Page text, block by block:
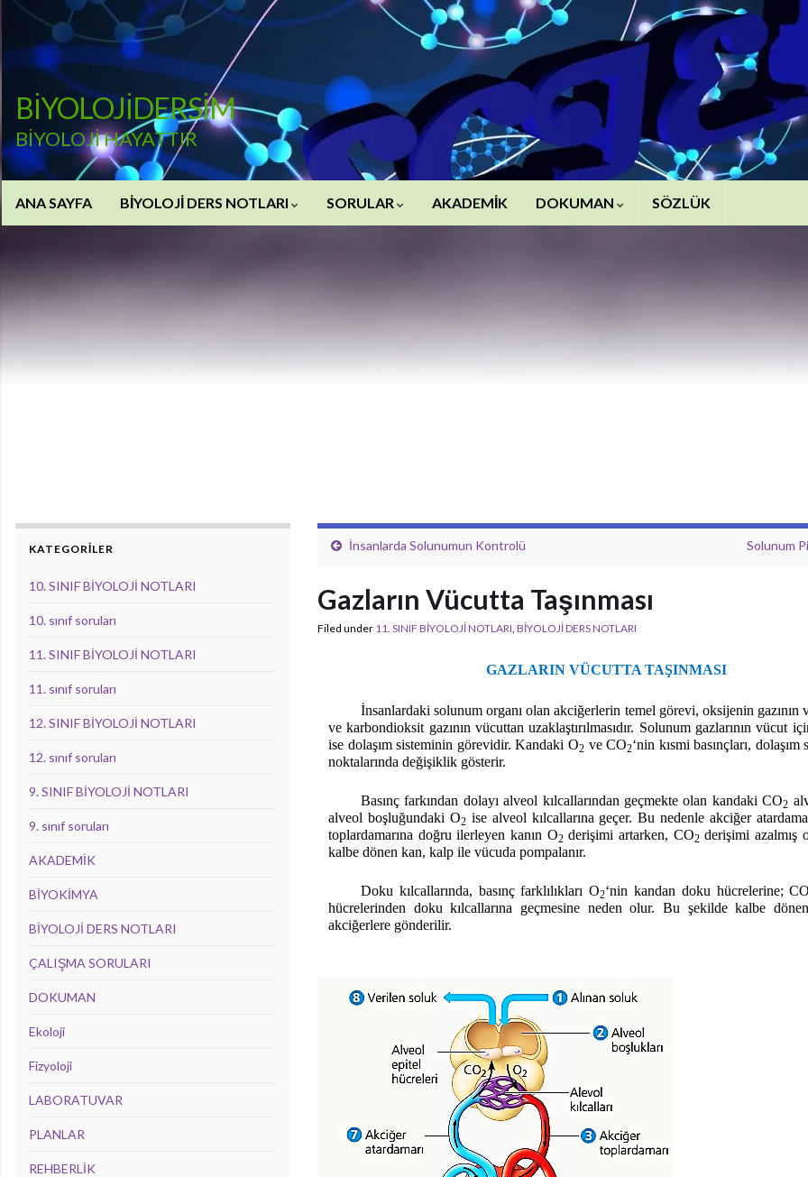
BİYOLOJİDERSİM
BİYOLOJİ HAYATTIR
ANA SAYFA BİYOLOJİ DERS NOTLARI SORULAR AKADEMİK DOKUMAN SÖZLÜK
İnsanlarda Solunumun Kontrolü Solunum
Gazların Vücutta Taşınması
Filed under 11. SINIF BİYOLOJİ NOTLARI, BİYOLOJİ DERS NOTLARI
GAZLARIN VÜCUTTA TAŞINMASI
İnsanlardaki solunum organı olan akciğerlerin temel görevi, oksijenin gazının
ve karbondioksit gazının vücuttan uzaklaştırılmasıdır. Solunum gazlarının vücut
ise dolaşım sisteminin görevidir. Kandaki O2ve CO2‘nin kısmi basınçları,
noktalarında değişiklik gösterir.
Basınç farkından dolayı alveol kılcallarından geçmekte olan kandaki CO2
alveol boşluğundaki O2ise alveol kılcallarına geçer. Bu nedenle akciğer
toplardamarına doğru ilerleyen kanın O2derişimi artarken, CO2derişimi azalmış
kalbe dönen kan, kalp ile vücuda pompalanır.
Doku kılcallarında, basınç farklılıkları O2‘nin kandan doku hücrelerine;
hücrelerinden doku kılcallarına geçmesine neden olur. Bu şekilde kalbe
akciğerlere gönderilir.
KATEGORİLER
10. SINIF BİYOLOJİ NOTLARI
10. sınıf soruları
11. SINIF BİYOLOJİ NOTLARI
11. sınıf soruları
12. SINIF BİYOLOJİ NOTLARI
12. sınıf soruları
9. SINIF BİYOLOJİ NOTLARI
9. sınıf soruları
AKADEMİK
BİYOKİMYA
BİYOLOJİ DERS NOTLARI
ÇALIŞMA SORULARI
DOKUMAN
Ekoloji
Fizyoloji
LABORATUVAR
PLANLAR
REHBERLİK